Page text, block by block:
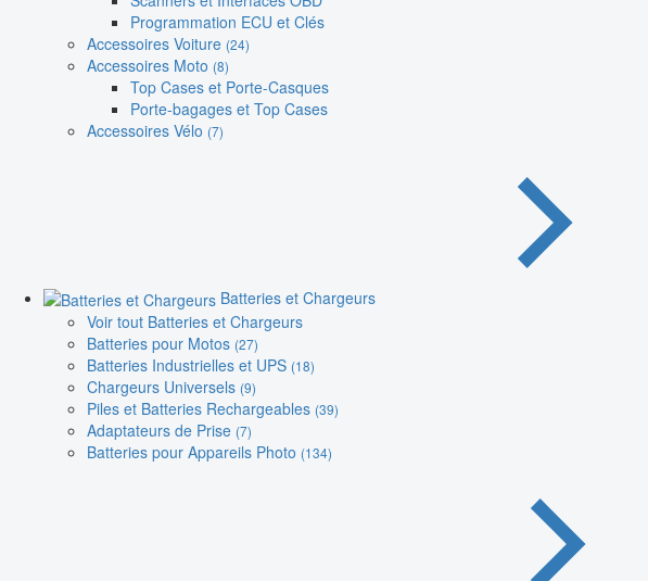
Programmation ECU et Clés
Accessoires Voiture (24)
Accessoires Moto (8)
Top Cases et Porte-Casques
Porte-bagages et Top Cases
Accessoires Vélo (7)
Batteries et Chargeurs
Voir tout Batteries et Chargeurs
Batteries pour Motos (27)
Batteries Industrielles et UPS (18)
Chargeurs Universels (9)
Piles et Batteries Rechargeables (39)
Adaptateurs de Prise (7)
Batteries pour Appareils Photo (134)